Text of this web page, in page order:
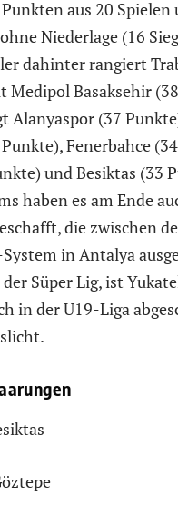
aus 20 Spielen
Niederlage (16
dahinter rangiert
Medipol Basaksehir
Alanyaspor (37
Fenerbahce
und Besiktas (33
haben es am Ende
die zwischen
in Antalya
Süper Lig, ist
in der U19-Liga